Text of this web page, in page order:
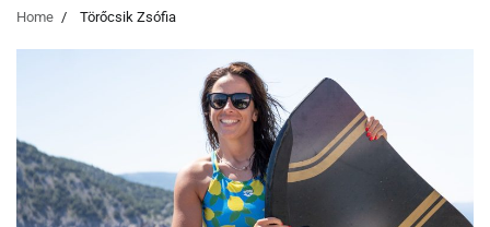
Home Törőcsik Zsófia